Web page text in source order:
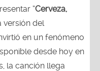
“Cerveza,
versión del
en un fenómeno
desde hoy en
la canción llega